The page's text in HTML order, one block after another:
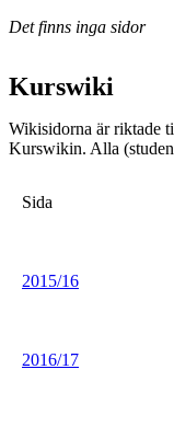
Det finns inga sidor
Kurswiki
Wikisidorna är riktade
Kurswikin. Alla
Sida
2015/16
2016/17